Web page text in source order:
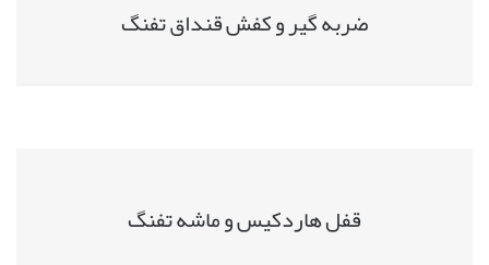
ضربه گیر و کفش قنداق تفنگ
قفل هاردکیس و ماشه تفنگ